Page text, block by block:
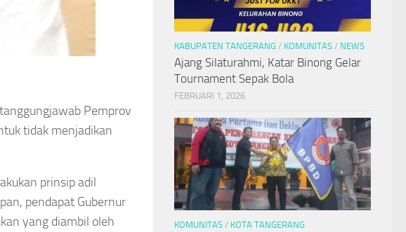
Pemprov
tidak menjadikan
prinsip adil
pendapat Gubernur
yang diambil oleh
KABUPATEN TANGERANG / KOMUNITAS / NEWS
Ajang Silaturahmi, Katar Binong Gelar
Tournament Sepak Bola
FEBRUARI 1, 2026
KOMUNITAS / KOTA TANGERANG